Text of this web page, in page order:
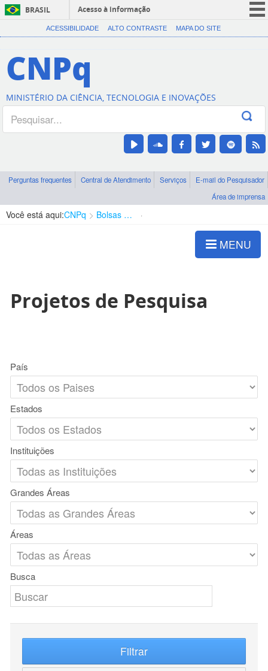
BRASIL
Acesso à informação
CORONAVÍRUS (COVID-19)
Canais
ACESSIBILIDADE ALTO CONTRASTE MAPA DO SITE
CNPq
MINISTÉRIO DA CIÊNCIA, TECNOLOGIA E INOVAÇÕES
Perguntas frequentes Central de Atendimento Serviços
E-mail do Pesquisador
Área de imprensa
Você está aqui:CNPq Bolsas e Auxílios Vigentes
MENU
Projetos de Pesquisa
País
Estados
Instituições
Grandes Áreas
Áreas
Busca
Filtrar